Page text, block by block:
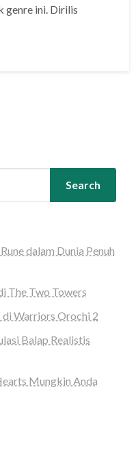
genre ini. Dirilis
Search
dalam Dunia Penuh
The Two Towers
di Warriors Orochi 2
Balap Realistis
Mungkin Anda